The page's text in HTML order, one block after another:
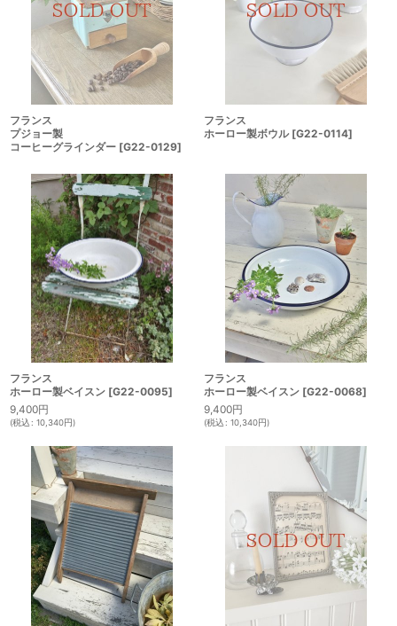
フランス
プジョー製
コーヒーグラインダー [G22-0129]
フランス
ホーロー製ボウル [G22-0114]
フランス
ホーロー製ベイスン [G22-0095]
9,400円
(税込: 10,340円)
フランス
ホーロー製ベイスン [G22-0068]
9,400円
(税込: 10,340円)